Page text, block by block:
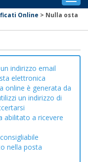
Online > Nulla osta
indirizzo email
elettronica
online è generata da
un indirizzo di
abilitato a ricevere
nella posta